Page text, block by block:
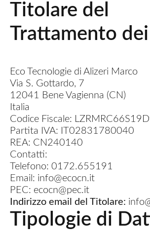
Titolare del
Trattamento
Eco Tecnologie di Alizeri Marco
Via S. Gottardo, 7
12041 Bene Vagienna (CN)
Italia
Codice Fiscale:
Partita IVA: IT02831780040
REA: CN240140
Contatti:
Telefono: 0172.655191
Email: info@ecocn.it
PEC: ecocn@pec.it
Indirizzo email del Titolare:
Tipologie di